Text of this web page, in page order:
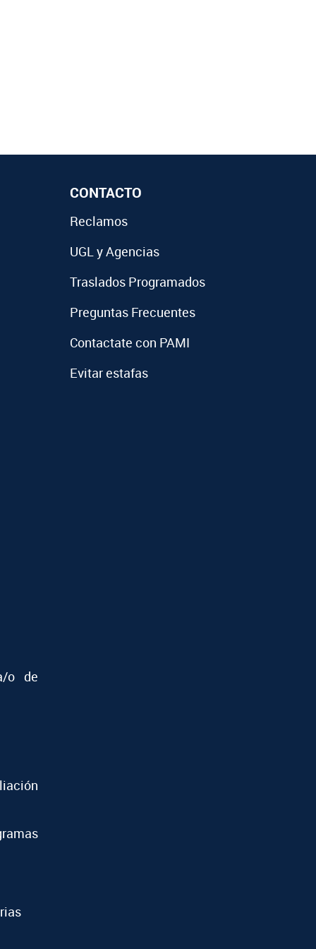
o de
CONTACTO
Reclamos
UGL y Agencias
Traslados Programados
Preguntas Frecuentes
Contactate con PAMI
Evitar estafas